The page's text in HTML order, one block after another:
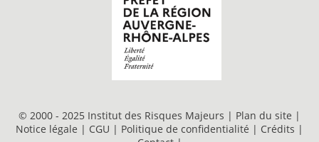
© 2000 - 2025 Institut des Risques Majeurs | Plan du site |
Notice légale | CGU | Politique de confidentialité | Crédits |